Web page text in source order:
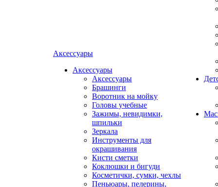
Аксессуары
Аксессуары
Аксессуары
Брашинги
Воротник на мойку
Головы учебные
Зажимы, невидимки,
шпильки
Зеркала
Инструменты для
окрашивания
Кисти сметки
Коклюшки и бигуди
Косметички, сумки, чехлы
Пеньюары, пелерины,